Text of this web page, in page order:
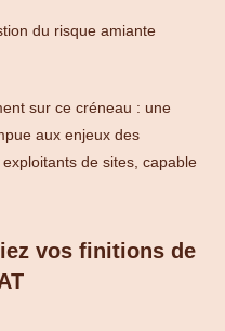
du risque amiante
sur ce créneau : une
aux enjeux des
de sites, capable
vos finitions de